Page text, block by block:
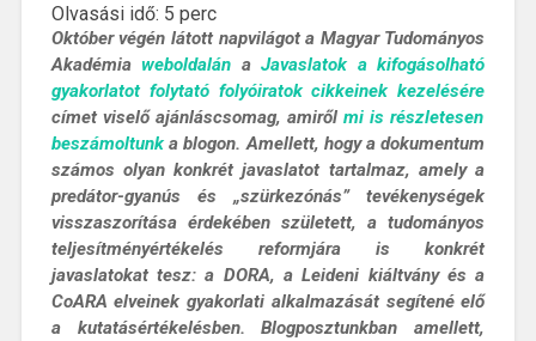
Olvasási idő: 5 perc
Október végén látott napvilágot a Magyar Tudományos
Akadémiaweboldalán aJavaslatok a kifogásolható
gyakorlatot folytató folyóiratok cikkeinek kezelésére
címet viselő ajánláscsomag, amiről mi is részletesen
beszámoltunka blogon. Amellett, hogy a dokumentum
számos olyan konkrét javaslatot tartalmaz, amely a
predátor-gyanús és „szürkezónás” tevékenységek
visszaszorítása érdekében született, a tudományos
teljesítményértékelés reformjára is konkrét
javaslatokat tesz: a DORA, a Leideni kiáltvány és a
CoARA elveinek gyakorlati alkalmazását segítené elő
a kutatásértékelésben.Blogposztunkban amellett,